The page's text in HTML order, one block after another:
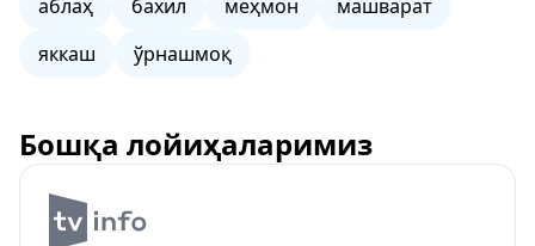
аблаҳ
бахил меҳмон
машварат
яккаш
ўрнашмоқ
Бошқа лойиҳаларимиз